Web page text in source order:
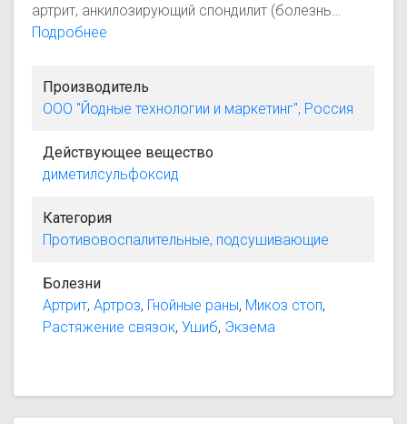
артрит, анкилозирующий спондилит (болезнь
Бехтерева), деформирующий остеоартроз (при
узловая эритема, дискоидная красная волчанка,
микозы стоп, келлоидные рубцы, тромбофлебит,
связок, травматические инфильтраты; гнойные
раны, ожоги, радикулит, трофические язвы, акне,
консервирование кожных гомотрансплантатов.
Подробнее
Производитель
ООО "Йодные технологии и маркетинг", Россия
Действующее вещество
диметилсульфоксид
Категория
Противовоспалительные, подсушивающие
Болезни
Артрит,Артроз, Гнойные раны, Микоз стоп,
Растяжение связок,Ушиб, Экзема